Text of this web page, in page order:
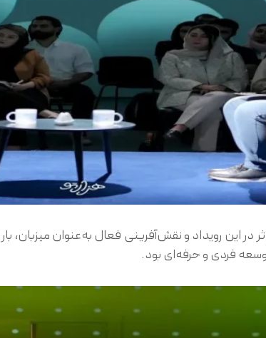
این رویداد و نقش‌آفرینی فعال به‌عنوان میزبان،
فردی و حرفه‌ای بود.